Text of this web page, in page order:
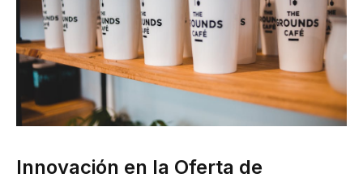
Innovación en la Oferta de